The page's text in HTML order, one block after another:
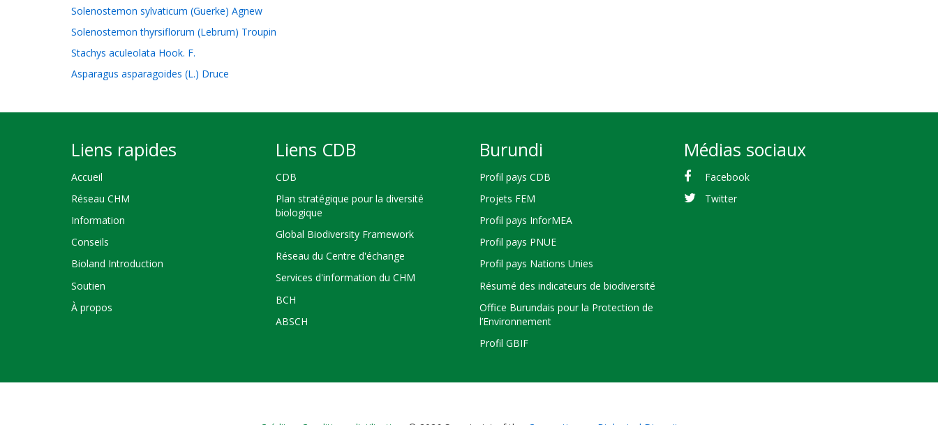
Solenostemon sylvaticum (Guerke) Agnew
Solenostemon thyrsiflorum (Lebrum) Troupin
Stachys aculeolata Hook. F.
Asparagus asparagoides (L.) Druce
Liens rapides
Accueil
Réseau CHM
Information
Conseils
Bioland Introduction
Soutien
À propos
Liens CDB
CDB
Plan stratégique pour la diversité
biologique
Global Biodiversity Framework
Réseau du Centre d'échange
Services d'information du CHM
BCH
ABSCH
Burundi
Profil pays CDB
Projets FEM
Profil pays InforMEA
Profil pays PNUE
Profil pays Nations Unies
Résumé des indicateurs de biodiversité
Office Burundais pour la Protection de
l’Environnement
Profil GBIF
Médias sociaux
Facebook
Twitter